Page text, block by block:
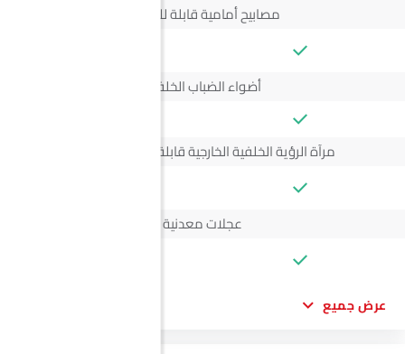
مصابيح أمامية قابلة للتعديل
أضواء الضباب الخلفية
مرآة الرؤية الخلفية الخارجية قابلة للتعديل كهربائياً
عجلات معدنية
عرض جميع